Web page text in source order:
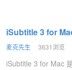
iSubtitle 3 for
麦克先生 3631浏览
iSubtitle 3 for Mac